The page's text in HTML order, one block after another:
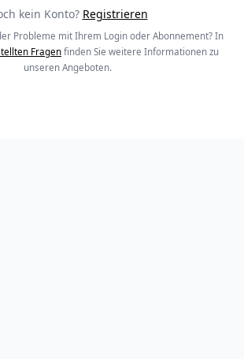
kein Konto? Registrieren
Probleme mit Ihrem Login oder Abonnement? In
Fragenfinden Sie weitere Informationen zu
unseren Angeboten.